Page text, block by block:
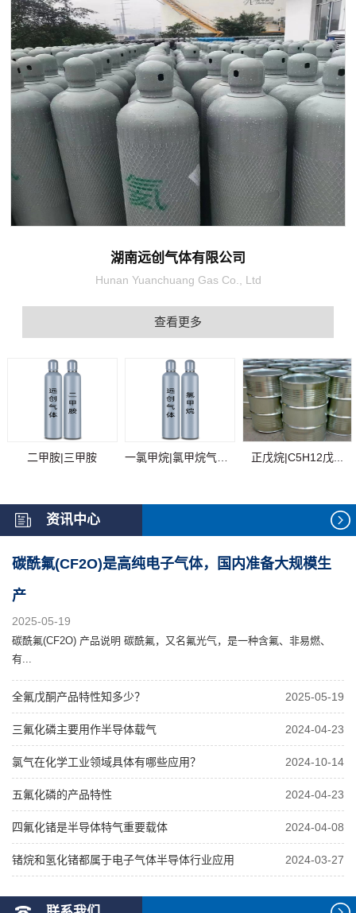
湖南远创气体有限公司
Hunan Yuanchuang Gas Co., Ltd
查看更多
二甲胺|三甲胺 正戊烷|C5H12戊...
资讯中心
碳酰氟(CF2O)是高纯电子气体，国内准备大规模生
产
2025-05-19
碳酰氟(CF2O) 产品说明 碳酰氟，又名氟光气，是一种含氟、非易燃、
有...
全氟戊酮产品特性知多少？ 2025-05-19
三氟化磷主要用作半导体载气 2024-04-23
氯气在化学工业领域具体有哪些应用？ 2024-10-14
五氟化磷的产品特性 2024-04-23
四氟化锗是半导体特气重要载体 2024-04-08
锗烷和氢化锗都属于电子气体半导体行业应用 2024-03-27